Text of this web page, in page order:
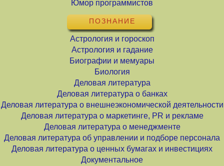
Юмор программистов
ПОЗНАНИЕ
Астрология и гороскоп
Астрология и гадание
Биографии и мемуары
Биология
Деловая литература
Деловая литература о банках
Деловая литература о внешнеэкономической деятельности
Деловая литература о маркетинге, PR и рекламе
Деловая литература о менеджменте
Деловая литература об управлении и подборе персонала
Деловая литература о ценных бумагах и инвестициях
Документальное